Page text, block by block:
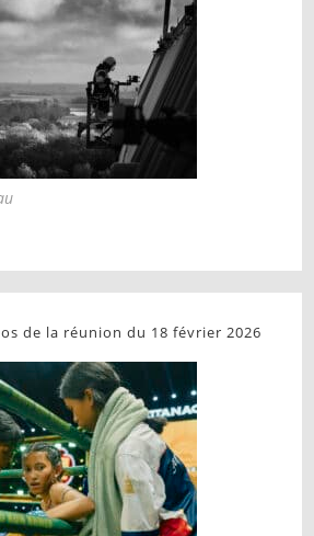
de la réunion du 18 février 2026